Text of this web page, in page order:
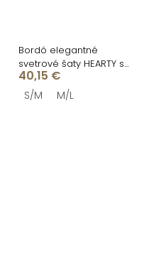
Bordó elegantné
svetrové šaty HEARTY s
dlhým rukávom
40,15 €
S/M M/L